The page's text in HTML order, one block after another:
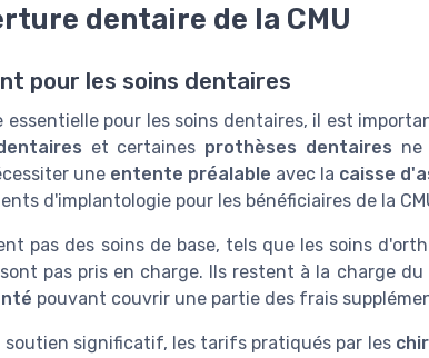
dentaire de la CMU
pour les soins dentaires
essentielle pour les soins dentaires, il est
et certaines prothèses dentaires ne
une entente préalable avec la caisse
d'implantologie pour les bénéficiaires de la
pas des soins de base, tels que les soins
pas pris en charge. Ils restent à la charge du
pouvant couvrir une partie des frais
soutien significatif, les tarifs pratiqués par les